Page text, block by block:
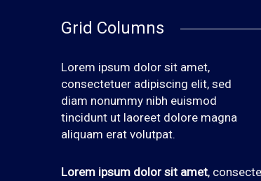
Grid Columns
Lorem ipsum dolor sit amet,
consectetuer adipiscing elit, sed
diam nonummy nibh euismod
tincidunt ut laoreet dolore magna
aliquam erat volutpat.
Lorem ipsum dolor sit amet,